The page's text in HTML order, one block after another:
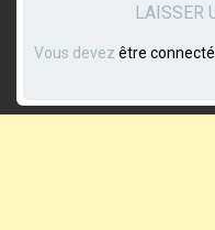
LAISSER
Vous devez être connecté